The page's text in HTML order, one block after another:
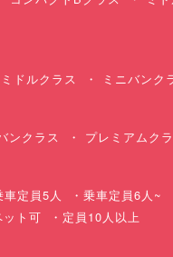
ミドルクラス ミニバンク
ンクラス プレミアムク
車定員5人 乗車定員6人~
ット可 定員10人以上